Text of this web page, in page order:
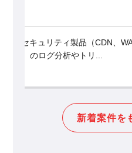
作業内容：
大手
新着案件を